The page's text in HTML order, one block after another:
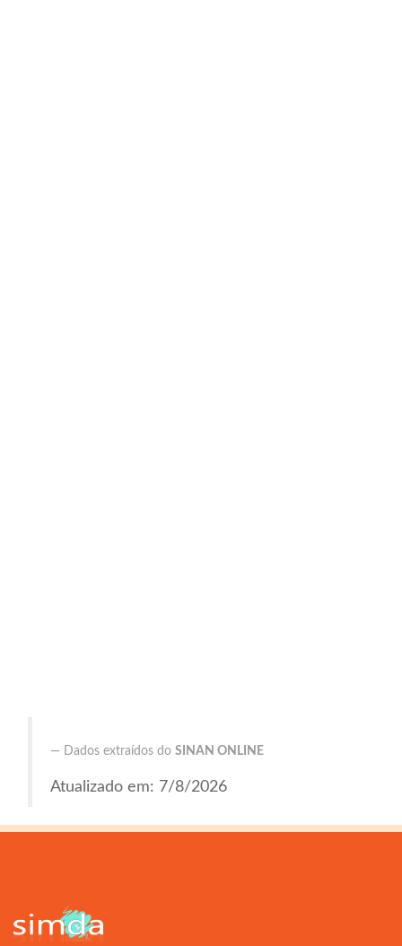
Dados extraídos doSINAN ONLINE
Atualizado em: 7/8/2026